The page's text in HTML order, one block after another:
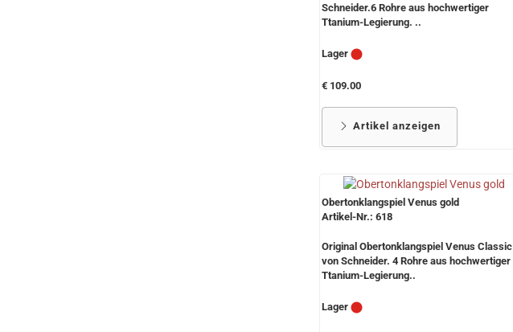
Schneider.6 Rohre aus hochwertiger
Ttanium-Legierung. ..
Lager
€ 109.00
Artikel anzeigen
Obertonklangspiel Venus gold
Artikel-Nr.: 618
Original Obertonklangspiel Venus Classic
von Schneider. 4 Rohre aus hochwertiger
Ttanium-Legierung..
Lager